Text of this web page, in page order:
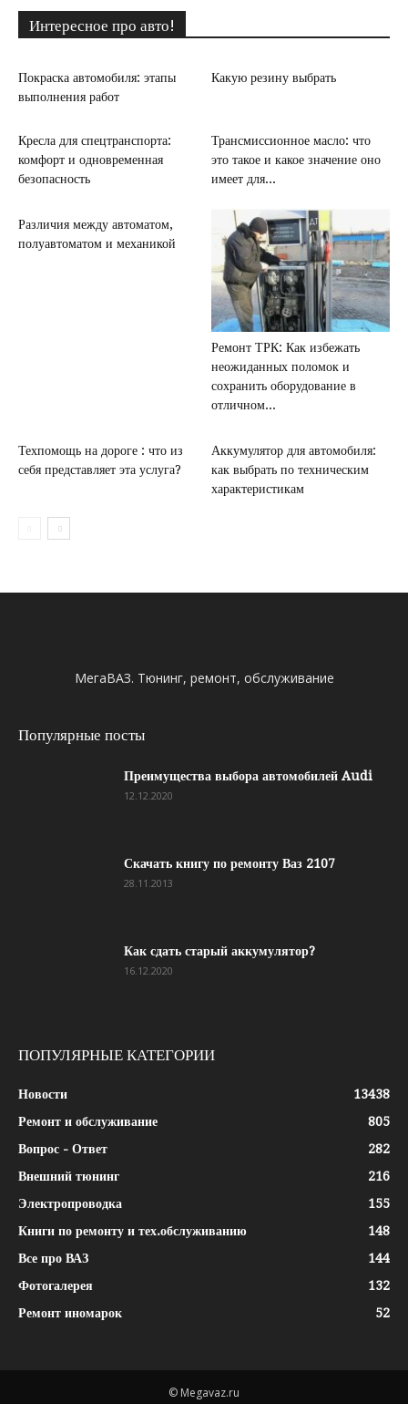
Интересное про авто!
Покраска автомобиля: этапы
выполнения работ
Какую резину выбрать
Кресла для спецтранспорта:
комфорт и одновременная
безопасность
Трансмиссионное масло: что
это такое и какое значение оно
имеет для...
Различия между автоматом,
полуавтоматом и механикой
Ремонт ТРК: Как избежать
неожиданных поломок и
сохранить оборудование в
отличном...
Техпомощь на дороге : что из
себя представляет эта услуга?
Аккумулятор для автомобиля:
как выбрать по техническим
характеристикам
МегаВАЗ. Тюнинг, ремонт, обслуживание
Популярные посты
Преимущества выбора автомобилей Audi
12.12.2020
Скачать книгу по ремонту Ваз 2107
28.11.2013
Как сдать старый аккумулятор?
16.12.2020
ПОПУЛЯРНЫЕ КАТЕГОРИИ
Новости
13438
Ремонт и обслуживание
805
Вопрос - Ответ
282
Внешний тюнинг
216
Электропроводка
155
Книги по ремонту и тех.обслуживанию
148
Все про ВАЗ
144
Фотогалерея
132
Ремонт иномарок
52
© Megavaz.ru